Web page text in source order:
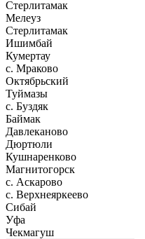
Стерлитамак
Мелеуз
Стерлитамак
Ишимбай
Кумертау
c. Мраково
Октябрьский
Туймазы
c. Буздяк
Баймак
Давлеканово
Дюртюли
Кушнаренково
Магнитогорск
с. Аскарово
с. Верхнеяркеево
Сибай
Уфа
Чекмагуш